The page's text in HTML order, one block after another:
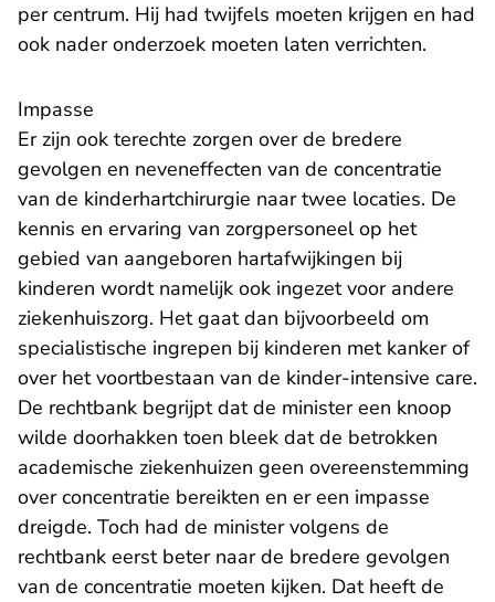
per centrum. Hij had twijfels moeten krijgen en had
ook nader onderzoek moeten laten verrichten.
Impasse
Er zijn ook terechte zorgen over de bredere
gevolgen en neveneffecten van de concentratie
van de kinderhartchirurgie naar twee locaties. De
kennis en ervaring van zorgpersoneel op het
gebied van aangeboren hartafwijkingen bij
kinderen wordt namelijk ook ingezet voor andere
ziekenhuiszorg. Het gaat dan bijvoorbeeld om
specialistische ingrepen bij kinderen met kanker of
over het voortbestaan van de kinder-intensive care.
De rechtbank begrijpt dat de minister een knoop
wilde doorhakken toen bleek dat de betrokken
academische ziekenhuizen geen overeenstemming
over concentratie bereikten en er een impasse
dreigde. Toch had de minister volgens de
rechtbank eerst beter naar de bredere gevolgen
van de concentratie moeten kijken. Dat heeft de